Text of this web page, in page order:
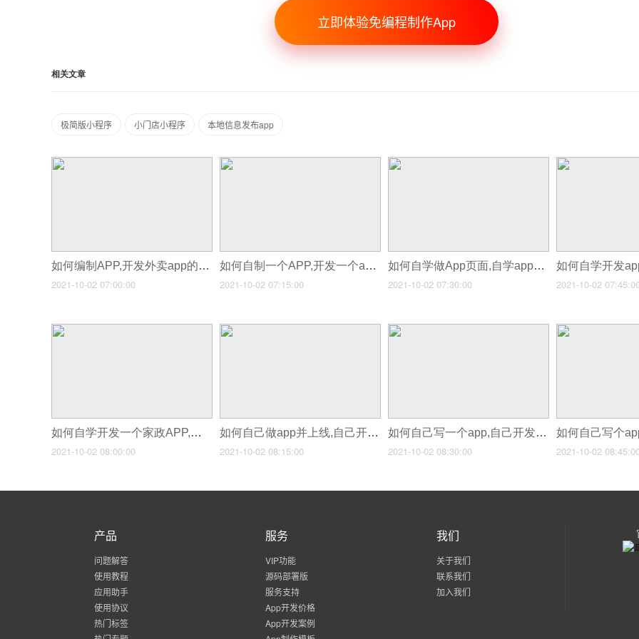
立即体验免编程制作App
相关文章
极简版小程序 小门店小程序 本地信息发布app
如何编制APP,开发外卖app的过程
2021-10-02 07:00:00
如何自制一个APP,开发一个app商城要多少钱
2021-10-02 07:15:00
如何自学做App页面,自学app开发
2021-10-02 07:30:00 2021-10-02
如何自学开发一个家政APP,家政服务app初步开发
2021-10-02 08:00:00
如何自己做app并上线,自己开发的app怎么推广
2021-10-02 08:15:00
如何自己写一个app,自己开发的app怎么推广
2021-10-02 08:30:00 2021-10-02
产品
问题解答
使用教程
应用助手
使用协议
热门标签
服务
VIP功能
源码部署版
服务支持
App开发价格
App开发案例
我们
关于我们
联系我们
加入我们